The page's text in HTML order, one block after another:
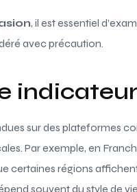
, il est essentiel
avec précaution.
sur des plateformes
Par exemple, en
certaines régions
souvent du style de